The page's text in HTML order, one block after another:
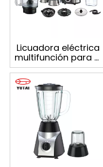
Licuadora eléctrica
multifunción para el
hogar,
electrodomésticos
de cocina,
procesador de
alimentos, 700W